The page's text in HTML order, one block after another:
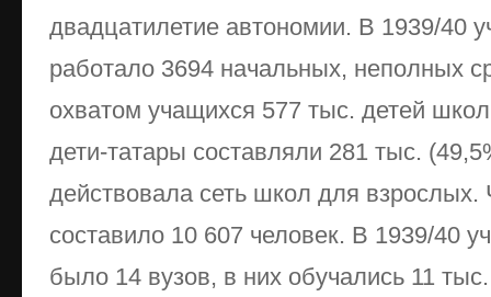
двадцатилетие автономии. В 1939/40
работало 3694 начальных, неполных
охватом учащихся 577 тыс. детей
дети-татары составляли 281 тыс.
действовала сеть школ для взрослых.
составило 10 607 человек. В 1939/40
было 14 вузов, в них обучались 11